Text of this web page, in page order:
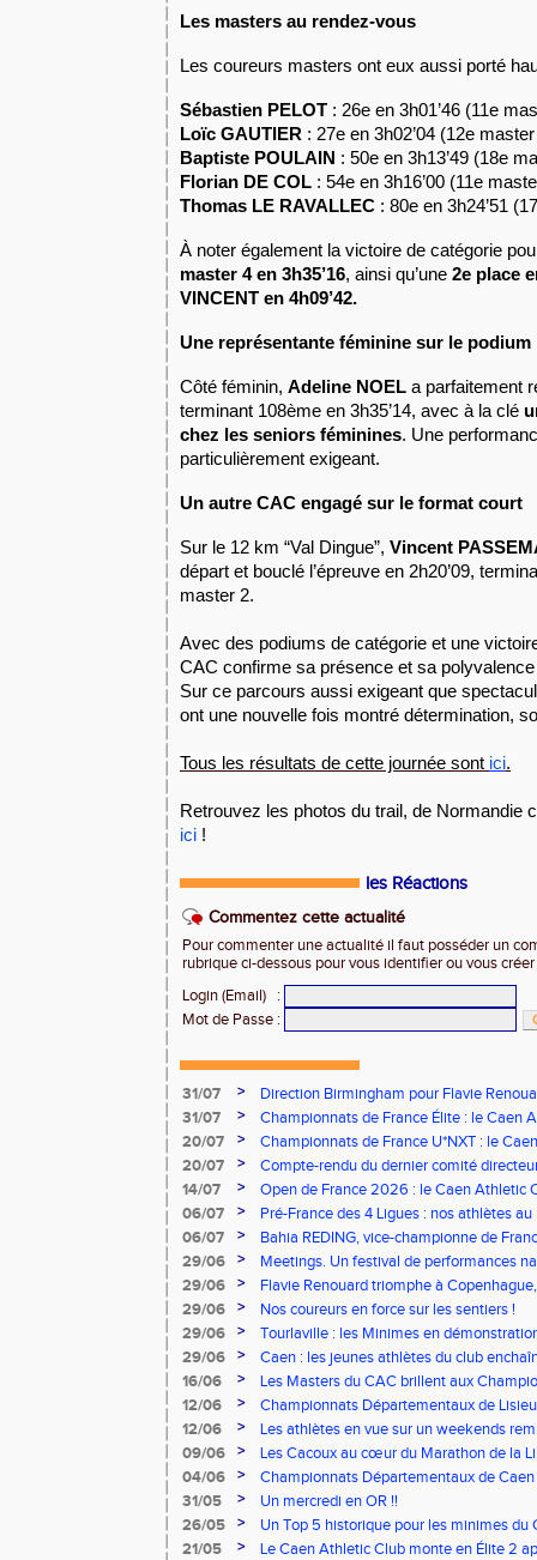
Les masters au rendez-vous
Les coureurs masters ont eux aussi porté
Sébastien PELOT : 26e en 3h01’46 (11e
Loïc GAUTIER : 27e en 3h02’04 (12e
Baptiste POULAIN : 50e en 3h13’49 (18e
Florian DE COL : 54e en 3h16’00 (11e
Thomas LE RAVALLEC : 80e en 3h24’51
À noter également la victoire de catégorie
master 4 en 3h35’16, ainsi qu’une 2e place
VINCENT en 4h09’42.
Une représentante féminine sur le podium
Côté féminin, Adeline NOEL a parfaitement
terminant 108ème en 3h35’14, avec à la clé
chez les seniors féminines. Une
particulièrement exigeant.
Un autre CAC engagé sur le format court
Sur le 12 km “Val Dingue”, Vincent
départ et bouclé l’épreuve en 2h20’09,
master 2.
Avec des podiums de catégorie et une
CAC confirme sa présence et sa
Sur ce parcours aussi exigeant que
ont une nouvelle fois montré détermination,
Tous les résultats de cette journée sont ici.
Retrouvez les photos du trail, de Normandie
ici !
les Réactions
Commentez cette actualité
Pour commenter une actualité il faut posséder un
rubrique ci-dessous pour vous identifier ou vous
Login (Email)
:
Mot de Passe :
31/07 >
Direction Birmingham pour Flavie
31/07
>
Championnats de France Élite : le Caen
vous à Albi !
20/07 >
Championnats de France U*NXT : le
Stade Charléty !
20/07 >
Compte-rendu du dernier comité
14/07
>
Open de France 2026 : le Caen Athletic
06/07
>
Pré-France des 4 Ligues : nos athlètes
06/07
>
Bahia REDING, vice-championne de
29/06
>
Meetings. Un festival de performances
concours
29/06 >
Flavie Renouard triomphe à
brillent sur tous les fronts
29/06 >
Nos coureurs en force sur les sentiers !
29/06
>
Tourlaville : les Minimes en
29/06
>
Caen : les jeunes athlètes du club
16/06
>
Les Masters du CAC brillent aux
12/06
>
Championnats Départementaux de
remarquables pour nos jeunes athlètes
12/06 >
Les athlètes en vue sur un weekends
09/06
>
Les Cacoux au cœur du Marathon de la
04/06
>
Championnats Départementaux de
rendez-vous
31/05 >
Un mercredi en OR !!
26/05
>
Un Top 5 historique pour les minimes du
Finale Nationale Equip’Athlé !
21/05 >
Le Caen Athletic Club monte en Élite 2